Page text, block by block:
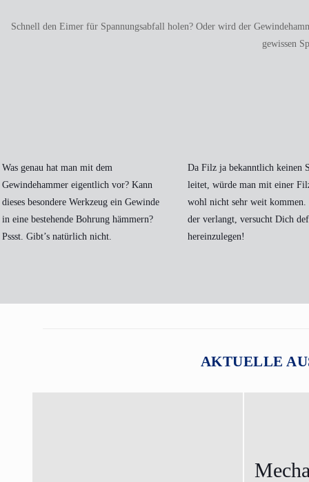
Schnell den Eimer für Spannungsabfall holen? Oder wird der
gewissen
Was genau hat man mit dem
Gewindehammer eigentlich vor? Kann
dieses besondere Werkzeug ein Gewinde
in eine bestehende Bohrung hämmern?
Pssst. Gibt’s natürlich nicht.
Da Filz ja bekanntlich keinen
leitet, würde man mit einer
wohl nicht sehr weit kommen.
der verlangt, versucht Dich
hereinzulegen!
AKTUELLE